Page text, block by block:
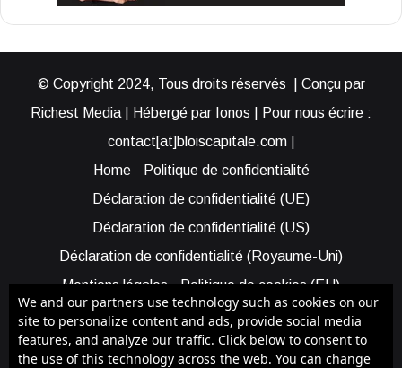
© Copyright 2024, Tous droits réservés | Conçu par
Richest Media | Hébergé par Ionos | Pour nous écrire :
contact[at]bloiscapitale.com |
Home
Politique de confidentialité
Déclaration de confidentialité (UE)
Déclaration de confidentialité (US)
Déclaration de confidentialité (Royaume-Uni)
Mentions légales
Politique de cookies (EU)
Cookie Policy (AUS)
Cookie Policy (US)
Qui sommes-nous ?
Participer à Blois Capitale
We and our partners use technology such as cookies on our
site to personalize content and ads, provide social media
features, and analyze our traffic. Click below to consent to
the use of this technology across the web. You can change